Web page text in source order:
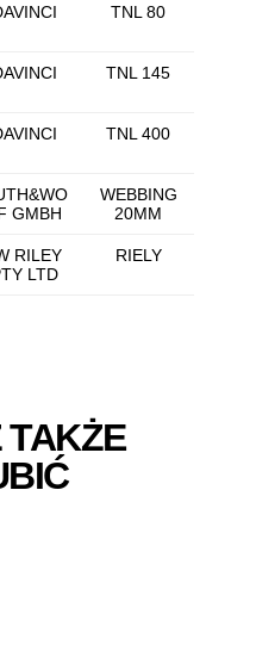
TNL 80
TNL 145
TNL 400
GMBH
WEBBING
20MM
RILEY
LTD
RIELY
TAKŻE